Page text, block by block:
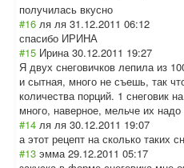
получилась вкусно
#16 ля ля 31.12.2011 06:12
спасибо ИРИНА
#15 Ирина 30.12.2011 19:27
Я двух снеговичков лепила из
и сытная, много не съешь, так
количества порций. 1 снеговик
много, наверное, мельче их
#14 ля ля 30.12.2011 19:07
а этот рецепт на сколько таких
#13 эмма 29.12.2011 05:17